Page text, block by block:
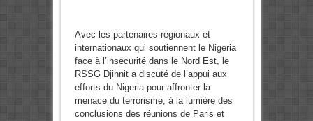
Avec les partenaires régionaux et
internationaux qui soutiennent le Nigeria
face à l’insécurité dans le Nord Est, le
RSSG Djinnit a discuté de l’appui aux
efforts du Nigeria pour affronter la
menace du terrorisme, à la lumière des
conclusions des réunions de Paris et